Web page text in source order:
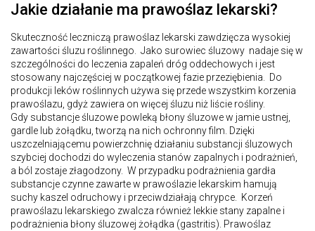
Jakie działanie ma prawoślaz lekarski?
Skuteczność leczniczą prawoślaz lekarski zawdzięcza wysokiej
zawartości śluzu roślinnego. Jako surowiec śluzowy nadaje się w
szczególności do leczenia zapaleń dróg oddechowych i jest
stosowany najczęściej w początkowej fazie przeziębienia. Do
produkcji leków roślinnych używa się przede wszystkim korzenia
prawoślazu, gdyż zawiera on więcej śluzu niż liście rośliny.
Gdy substancje śluzowe powleką błony śluzowe w jamie ustnej,
gardle lub żołądku, tworzą na nich ochronny film. Dzięki
uszczelniającemu powierzchnię działaniu substancji śluzowych
szybciej dochodzi do wyleczenia stanów zapalnych i podrażnień,
a ból zostaje złagodzony. W przypadku podrażnienia gardła
substancje czynne zawarte w prawoślazie lekarskim hamują
suchy kaszel odruchowy i przeciwdziałają chrypce. Korzeń
prawoślazu lekarskiego zwalcza również lekkie stany zapalne i
podrażnienia błony śluzowej żołądka (gastritis). Prawoślaz